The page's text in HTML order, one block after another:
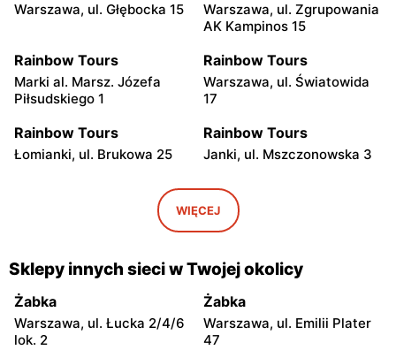
Warszawa, ul. Głębocka 15
Warszawa, ul. Zgrupowania
AK Kampinos 15
Rainbow Tours
Marki al. Marsz. Józefa
Piłsudskiego 1
Rainbow Tours
Warszawa, ul. Światowida
17
Rainbow Tours
Łomianki, ul. Brukowa 25
Rainbow Tours
Janki, ul. Mszczonowska 3
Rainbow Tours
Piaseczno, ul. Warszawska
1/6
Rainbow Tours
Legionowo, ul. Marsz.
Józefa Piłsudskiego 35
Rainbow Tours
Wołomin, ul. Geodetów 2
Rainbow Tours Rainbow Tours
WIĘCEJ
Sklepy innych sieci w Twojej okolicy
Żabka
Warszawa, ul. Łucka 2/4/6
lok. 2
Żabka
Warszawa, ul. Emilii Plater
47